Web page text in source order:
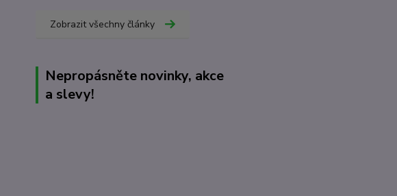
Zobrazit všechny články
Nepropásněte novinky, akce
a slevy!